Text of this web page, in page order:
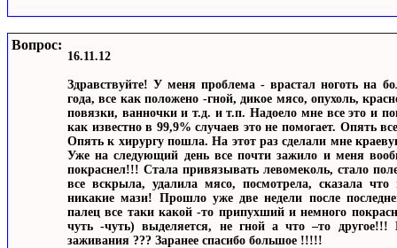
Вопрос:
16.11.12
Здравствуйте! У меня проблема - врастал ноготь на
года, все как положено -гной, дикое мясо, опухоль,
повязки, ванночки и т.д. и т.п. Надоело мне все это и
как известно в 99,9% случаев это не помогает. Опять
Опять к хирургу пошла. На этот раз сделали мне
Уже на следующий день все почти зажило и меня
покраснел!!! Стала привязывать левомеколь, стало
все вскрыла, удалила мясо, посмотрела, сказала
никакие мази! Прошло уже две недели после
палец все таки какой -то припухший и немного
чуть -чуть) выделяется, не гной а что –то другое!!!
заживания ??? Заранее спасибо большое !!!!!